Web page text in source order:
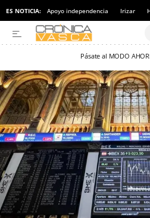
ES NOTICIA: Apoyo independencia Irizar
Pásate al MODO